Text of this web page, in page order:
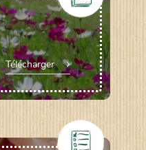
Télécharger